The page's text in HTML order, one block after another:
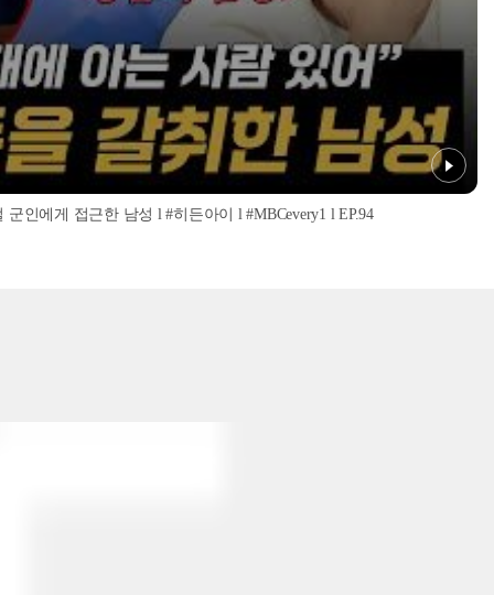
인에게 접근한 남성 l #히든아이 l #MBCevery1 l EP.94